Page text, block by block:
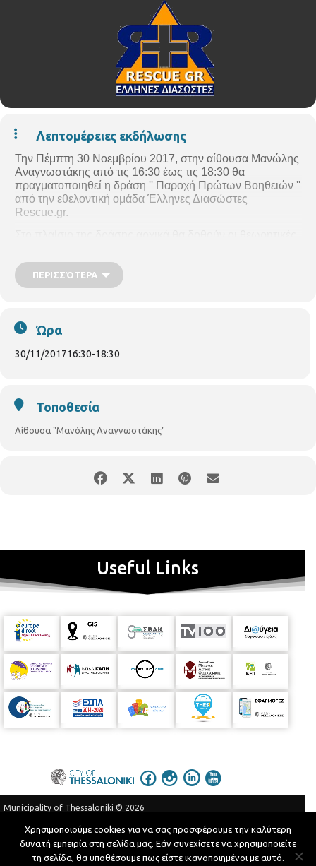
Λεπτομέρειες εκδήλωσης
Την Πέμπτη 30 Νοεμβρίου 2017, στην αίθουσα Μανώλης
Αναγνωστάκης από τις 16:30 έως τις 18:30 θα
πραγματοποιηθεί η δράση '' Παροχή Πρώτων Βοηθειών ''
από την εθελοντική ομάδα Έλληνες Διασώστες
Rescue.gr.
Βοήθειας και θα ακολουθήσει βιωματικό εργαστήριο
(
workshop),όπου όλοι οι συμμετέχοντες θα εφαρμόσουν
πρακτικά τη τεχνική της καρδιοαναπνευστικής
ΠΕΡΙΣΣΌΤΕΡΑ
Ώρα
30/11/201716:30-18:30
Τοποθεσία
Αίθουσα "Μανόλης Αναγνωστάκης"
Useful Links
Municipality of Thessaloniki © 2026
Terms of Use
Privacy Policy
Telephone Catalog
Χρησιμοποιούμε cookies για να σας προσφέρουμε την καλύτερη
δυνατή εμπειρία στη σελίδα μας. Εάν συνεχίσετε να χρησιμοποιείτε
τη σελίδα, θα υποθέσουμε πως είστε ικανοποιημένοι με αυτό.